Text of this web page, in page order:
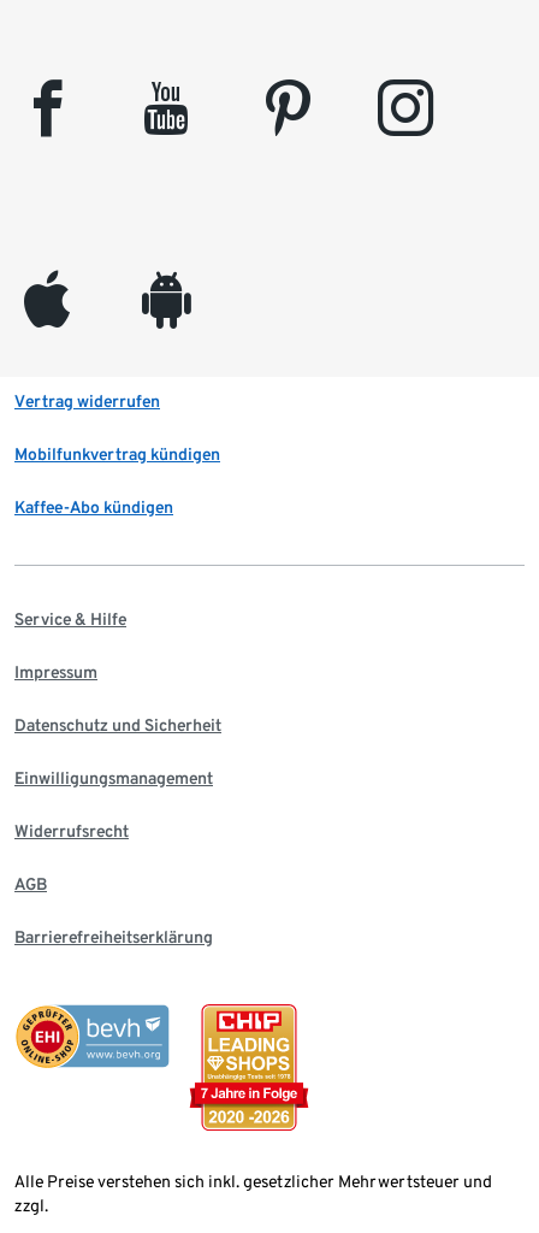
facebook youtube pinterest instagram
appleinc android
Vertrag widerrufen
Mobilfunkvertrag kündigen
Kaffee-Abo kündigen
Service & Hilfe
Impressum
Datenschutz und Sicherheit
Einwilligungsmanagement
Widerrufsrecht
AGB
Barrierefreiheitserklärung
Alle Preise verstehen sich inkl. gesetzlicher Mehrwertsteuer und
zzgl.